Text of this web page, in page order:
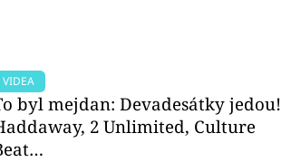
VIDEA
byl mejdan: Devadesátky jedou!
2 Unlimited, Culture